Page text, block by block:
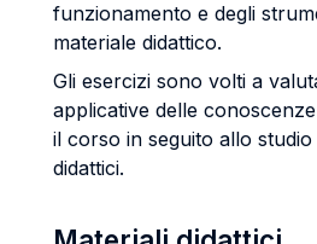
funzionamento e degli
materiale didattico.
Gli esercizi sono volti a
applicative delle
il corso in seguito allo studio
didattici.